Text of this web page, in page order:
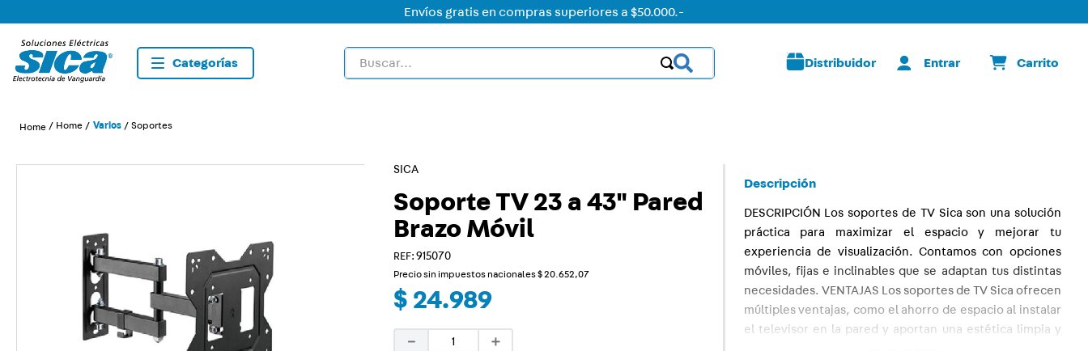
Envíos gratis en compras superiores a $50.000.-
Buscar...
Distribuidor
Home Varios Soportes
SICA
Soporte TV 23 a 43" Pared
Brazo Móvil
: 915070
Precio sin impuestos nacionales$20. 652,07
$ 24.989
＋
－
Descripción
DESCRIPCIÓN Los soportes de TV Sica son una solución
práctica para maximizar el espacio y mejorar tu
experiencia de visualización. Contamos con opciones
móviles, fijas e inclinables que se adaptan tus distintas
necesidades. VENTAJAS Los soportes de TV Sica ofrecen
múltiples ventajas, como el ahorro de espacio al instalar
el televisor en la pared y aportan una estética limpia y